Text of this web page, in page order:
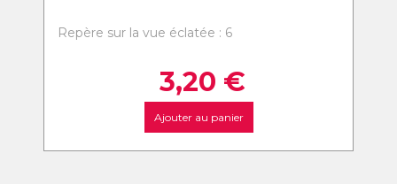
Repère sur la vue éclatée : 6
3,20 €
Ajouter au panier